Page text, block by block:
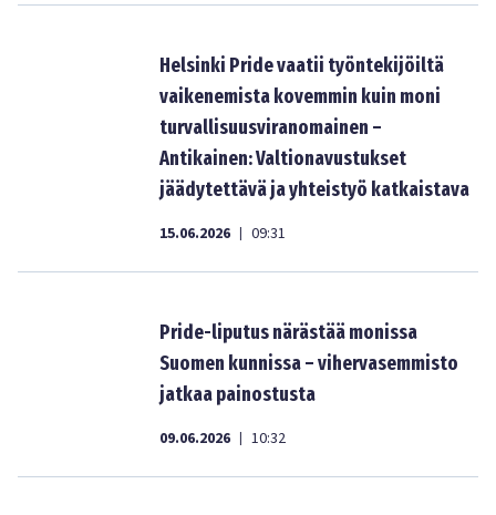
Helsinki Pride vaatii työntekijöiltä
vaikenemista kovemmin kuin moni
turvallisuusviranomainen –
Antikainen: Valtionavustukset
jäädytettävä ja yhteistyö katkaistava
15.06.2026 | 09:31
Pride-liputus närästää monissa
Suomen kunnissa – vihervasemmisto
jatkaa painostusta
09.06.2026 | 10:32